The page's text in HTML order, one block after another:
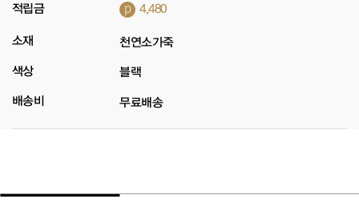
적립금 p 4,480
소재 천연소가죽
색상 블랙
배송비 무료배송